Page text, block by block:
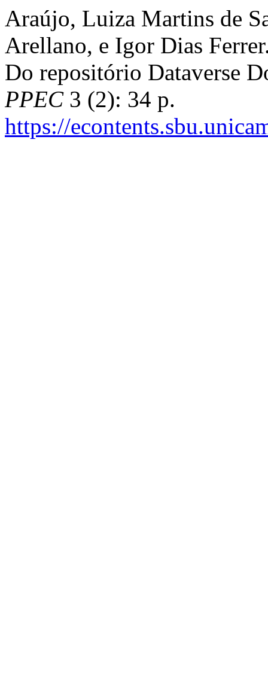
Araújo, Luiza Martins de
Arellano, e Igor Dias
Do repositório Dataverse
PPEC3 (2): 34 p.
https://